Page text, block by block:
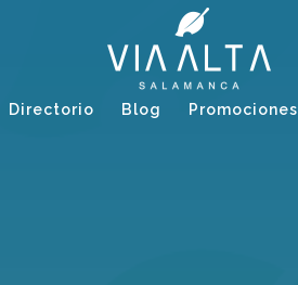
Directorio Blog Promociones